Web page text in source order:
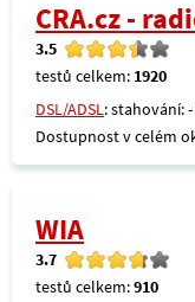
CRA.cz -
3.5
testů celkem: 1920
DSL/ADSL: stahování:
Dostupnost v celém
WIA
3.7
testů celkem:910